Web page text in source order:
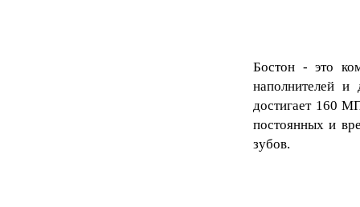
Бостон - это
наполнителей и
достигает 160
постоянных и
зубов.